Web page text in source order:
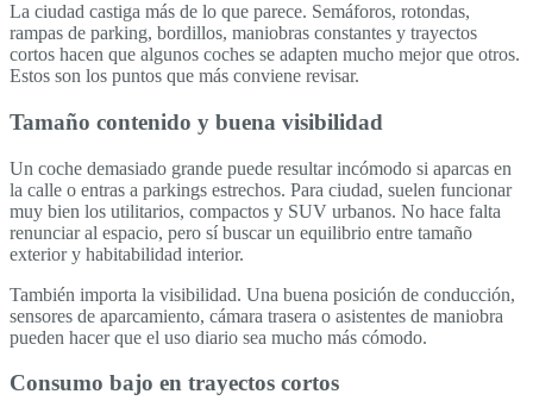
La ciudad castiga más de lo que parece. Semáforos, rotondas,
rampas de parking, bordillos, maniobras constantes y trayectos
cortos hacen que algunos coches se adapten mucho mejor que otros.
Estos son los puntos que más conviene revisar.
Tamaño contenido y buena visibilidad
Un coche demasiado grande puede resultar incómodo si aparcas en
la calle o entras a parkings estrechos. Para ciudad, suelen funcionar
muy bien los utilitarios, compactos y SUV urbanos. No hace falta
renunciar al espacio, pero sí buscar un equilibrio entre tamaño
exterior y habitabilidad interior.
También importa la visibilidad. Una buena posición de conducción,
sensores de aparcamiento, cámara trasera o asistentes de maniobra
pueden hacer que el uso diario sea mucho más cómodo.
Consumo bajo en trayectos cortos